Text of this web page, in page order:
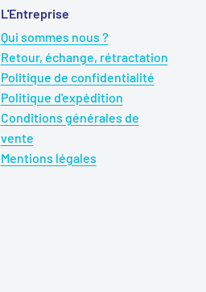
L'Entreprise
Qui sommes nous ?
Retour, échange, rétractation
Politique de confidentialité
Politique d'expédition
Conditions générales de
vente
Mentions légales